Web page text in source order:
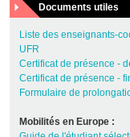
Documents utiles
Liste des enseignants-
UFR
Certificat de présence -
Certificat de présence -
Formulaire de
Mobilités en Europe :